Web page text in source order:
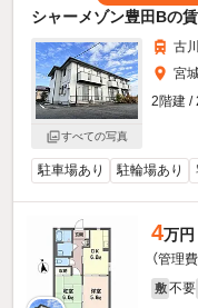
シャーメゾン豊田Bの
すべての写真
古
宮
2階建 /
駐車場あり 駐輪場あり
4万円
（管理
敷 不要